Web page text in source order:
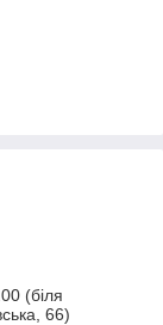
(біля
66)